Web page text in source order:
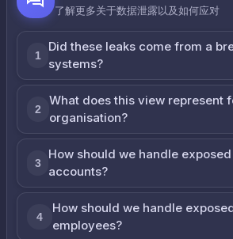
了解更多关于数据泄露以及如何应对
1
Did these leaks come from a
systems?
2
What does this view represent
organisation?
3
How should we handle
accounts?
4
How should we handle
employees?